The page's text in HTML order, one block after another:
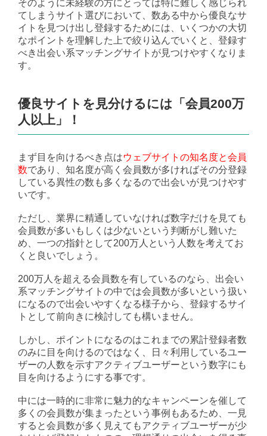
そのように未経験の方にとっては特に難しく感じられ
てしまうサイト選びにおいて、数ある中から優良なサ
イトを見つけ出し登録するためには、いくつかの大切
なポイントを理解した上で絞り込んでいくと、登録す
べき出会い系マッチングサイトが見つけやすくなりま
す。
優良サイトを見分けるには「会員200万
人以上」！
まず目を向けるべき点はウェブサイトの知名度と会員
数であり、知名度が高く会員数が多ければその分登録
している異性の数も多くなるので出会いが見つけやす
いです。
ただし、業界に精通していなければ数字だけを見ても
会員数が多いもしくは少ないという判断がし難いた
め、一つの指針として200万人という人数を考えてお
くと良いでしょう。
200万人を超える会員数を有しているのなら、出会い
系マッチングサイトの中では会員数が多いという扱い
になるので出会いやすくなる様子から、登録するサイ
トとして前向きに検討しても構いません。
しかし、ポイントになるのはこれまでの累計登録者数
のみに目を向けるのではなく、日々利用しているユー
ザーの人数を示すアクティブユーザーという数字にも
目を向けるようにする事です。
中には一時的に非常に魅力的なキャンペーンを催して
多くの会員数が集まったという事例もあるため、一見
すると会員数が多く見えてもアクティブユーザーが少